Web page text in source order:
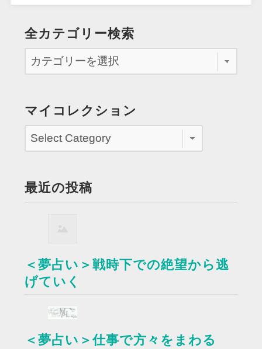
全カテゴリー検索
マイコレクション
最近の投稿
＜夢占い＞戦時下での絶望から逃
げていく
＜夢占い＞仕事で方々をまわる